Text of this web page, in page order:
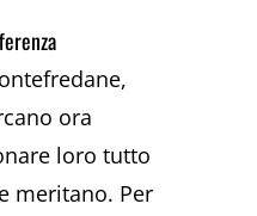
ora
loro tutto
meritano. Per